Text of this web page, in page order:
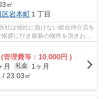
㎡
区岩本町１丁目
社は他社に負けない総合仲介店を
拶に行き最新の物件を頂きお客
(管理費等：10,000円 )
月 礼金
1ヶ月
/ 23.03㎡